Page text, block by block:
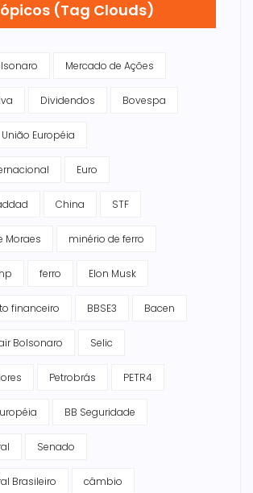
(Tag Clouds)
Mercado de Ações
Dividendos Bovespa
União Européia
Euro
China STF
Moraes minério de ferro
ferro Elon Musk
financeiro BBSE3 Bacen
Bolsonaro Selic
Petrobrás PETR4
BB Seguridade
Senado
Brasileiro câmbio